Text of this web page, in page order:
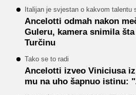
Italijan je svjestan o kakvom talentu
Ancelotti odmah nakon
Guleru, kamera snimila
Turčinu
Tako se to radi
Ancelotti izveo Viniciusa
mu na uho šapnuo istinu: